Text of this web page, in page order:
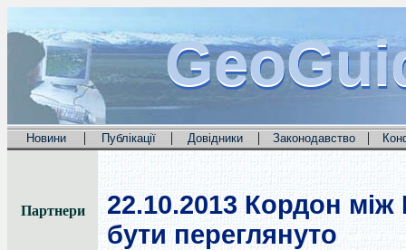
Новини | Публікації | Довідники | Законодавство |
Партнери 22.10.2013 Кордон між
бути переглянуто